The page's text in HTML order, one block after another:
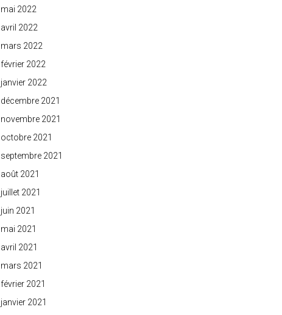
mai 2022
avril 2022
mars 2022
février 2022
janvier 2022
décembre 2021
novembre 2021
octobre 2021
septembre 2021
août 2021
juillet 2021
juin 2021
mai 2021
avril 2021
mars 2021
février 2021
janvier 2021